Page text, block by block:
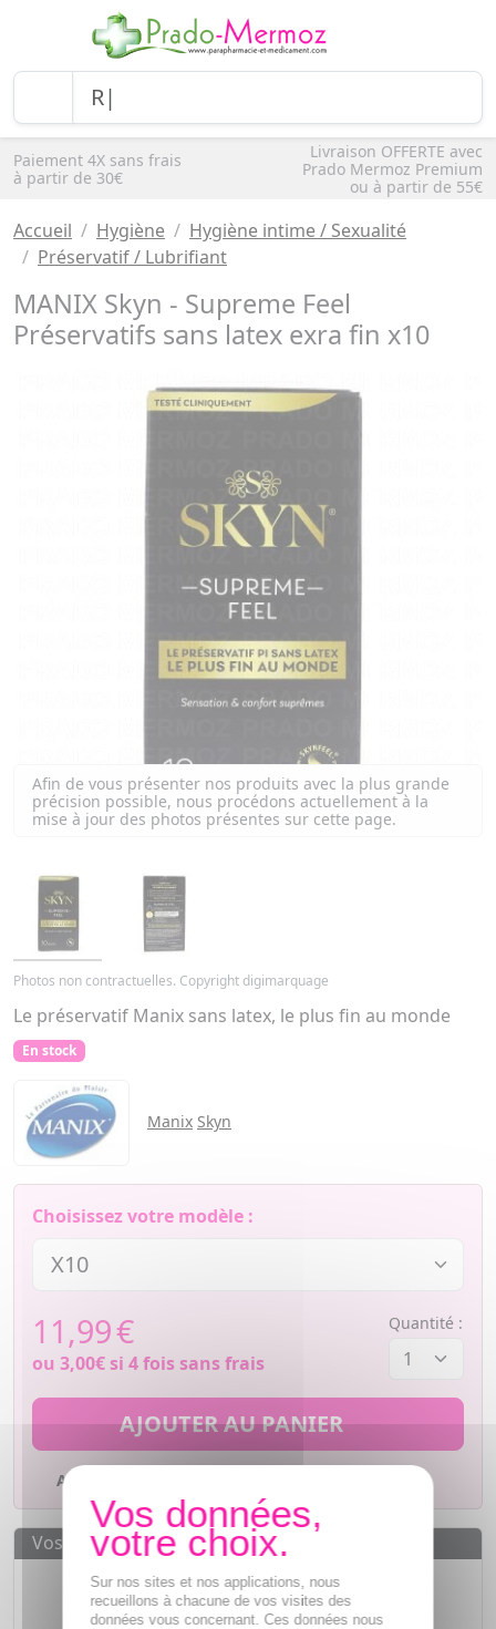
Paiement 4X sans frais
à partir de 30€
Livraison OFFERTE avec
Prado Mermoz Premium
ou à partir de 55€
Accueil Hygiène
Hygiène intime / Sexualité
Préservatif / Lubrifiant
MANIX Skyn - Supreme Feel
Préservatifs sans latex exra fin x10
Afin de vous présenter nos produits avec la plus grande
précision possible, nous procédons actuellement à la
mise à jour des photos présentes sur cette page.
Photos non contractuelles. Copyright digimarquage
Le préservatif Manix sans latex, le plus fin au monde
En stock
Manix Skyn
Choisissez votre modèle :
11,99€
ou 3,00€si 4 fois sans frais
Quantité :
AJOUTER AU PANIER
Ajouter à mes favoris
Vos avantages
Des prixIMBATTABLES
Paiement en ligneSÉCURISÉ
Sur nos sites et nos applications, nous
recueillons à chacune de vos visites des
données vous concernant. Ces données nous